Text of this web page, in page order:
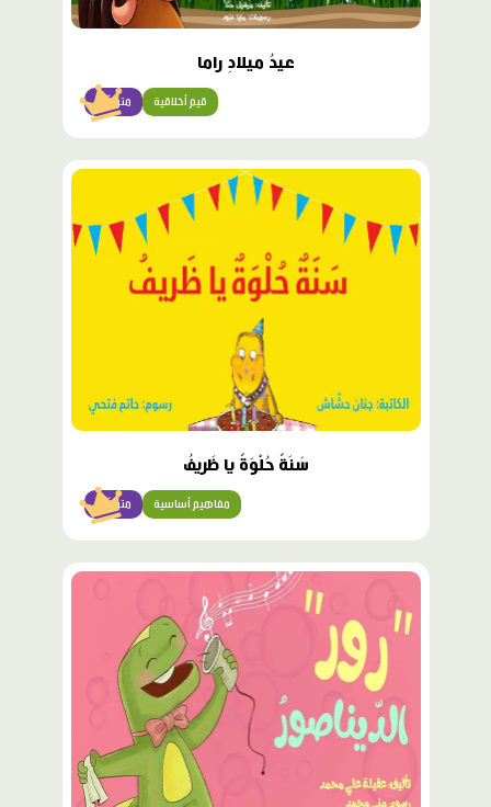
عيدُ ميلادِ راما
متوسّط قيم أخلاقية
محتوى
سَنَةٌ حُلْوَةٌ يا ظَريفُ
متوسّط مفاهيم أساسية
محتوى